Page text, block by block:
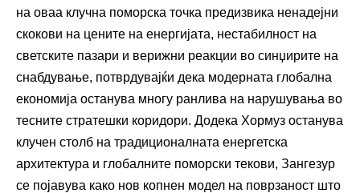
на оваа клучна поморска точка предизвика ненадејни
скокови на цените на енергијата, нестабилност на
светските пазари и верижни реакции во синџирите на
снабдување, потврдувајќи дека модерната глобална
економија останува многу ранлива на нарушувања во
тесните стратешки коридори. Додека Хормуз останува
клучен столб на традиционалната енергетска
архитектура и глобалните поморски текови, Зангезур
се појавува како нов копнен модел на поврзаност што